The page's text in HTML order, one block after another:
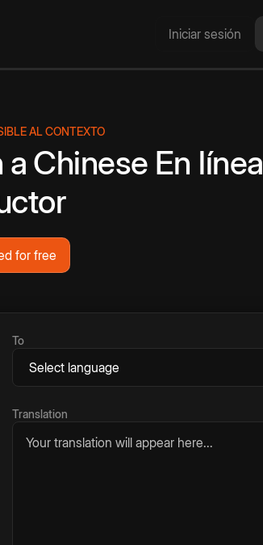
Iniciar sesión
AL CONTEXTO
a Chinese En línea
for free
To
Translation
Your translation will appear here...